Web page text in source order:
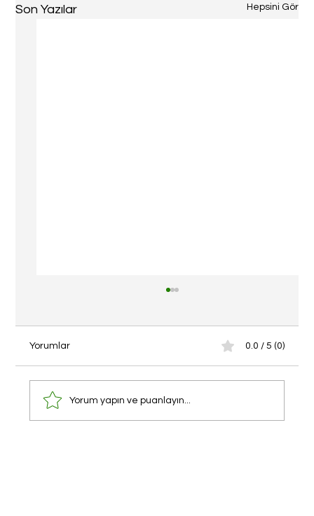
Son Yazılar Hepsini Gör
Yorumlar 0.0 / 5 (0)
Yorum yapın ve puanlayın...